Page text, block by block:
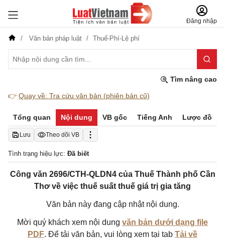
Đăng nhập
Văn bản pháp luật Thuế-Phí-Lệ phí
Tìm nâng cao
👉 Quay về: Tra cứu văn bản (phiên bản cũ)
Tổng quan Nội dung VB gốc Tiếng Anh Lược đồ
Lưu Theo dõi VB
Tình trạng hiệu lực: Đã biết
Công văn 2696/CTH-QLDN4 của Thuế Thành phố Cần
Thơ về việc thuế suất thuế giá trị gia tăng
Văn bản này đang cập nhật nội dung.
Mời quý khách xem nội dung văn bản dưới dạng file
PDF. Để tải văn bản, vui lòng xem tại tab Tải về